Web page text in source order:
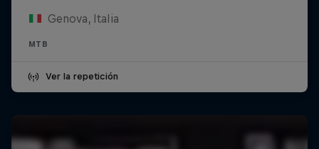
Genova, Italia
MTB
Ver la repetición